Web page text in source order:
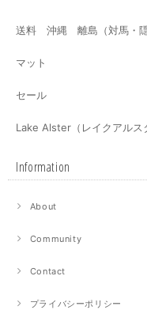
送料 沖縄 離島（対馬・隠
マット
セール
Lake Alster（レイクアルス
Information
About
Community
Contact
プライバシーポリシー